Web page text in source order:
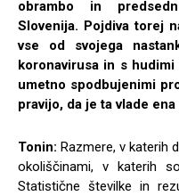
obrambo in
Slovenija. Pojdiva torej
vse od svojega
koronavirusa in s
umetno spodbujenimi
pravijo, da je ta vlade
Tonin: Razmere, v katerih
okoliščinami, v katerih
Statistične številke in